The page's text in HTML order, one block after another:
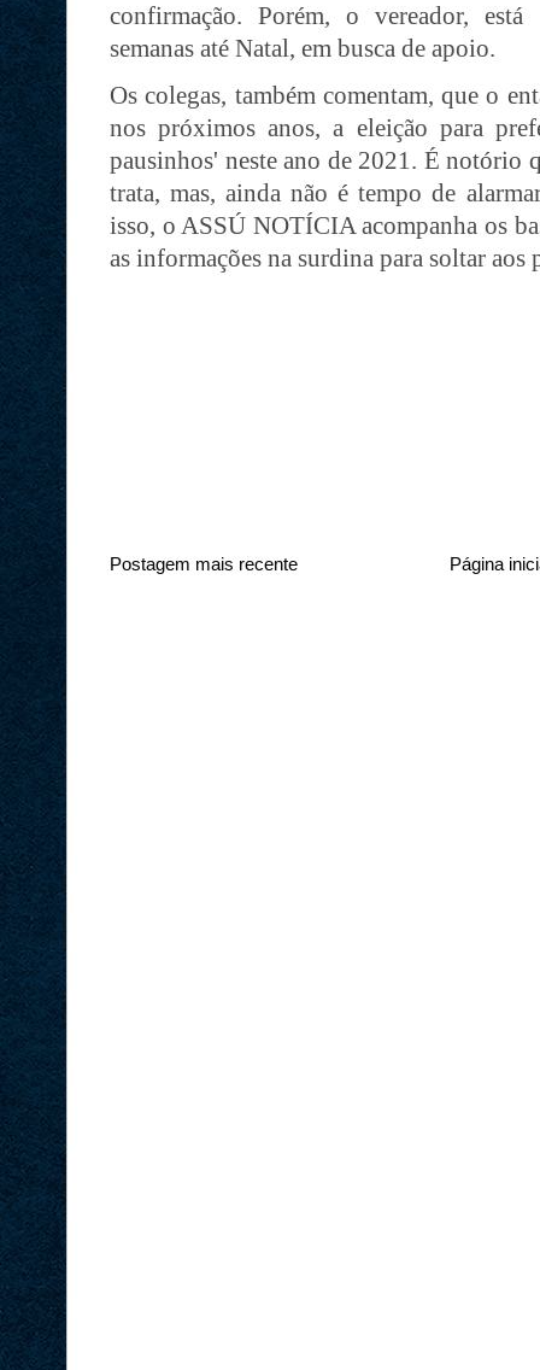
confirmação. Porém, o vereador,
semanas até Natal, em busca de apoio.
Os colegas, também comentam, que o
nos próximos anos, a eleição para
pausinhos' neste ano de 2021. É notório
trata, mas, ainda não é tempo de
isso, o ASSÚ NOTÍCIA acompanha os
as informações na surdina para soltar aos
Postagem mais recente Página